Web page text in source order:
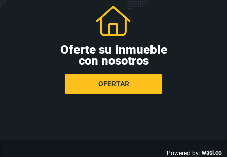
Oferte su inmueble
con nosotros
OFERTAR